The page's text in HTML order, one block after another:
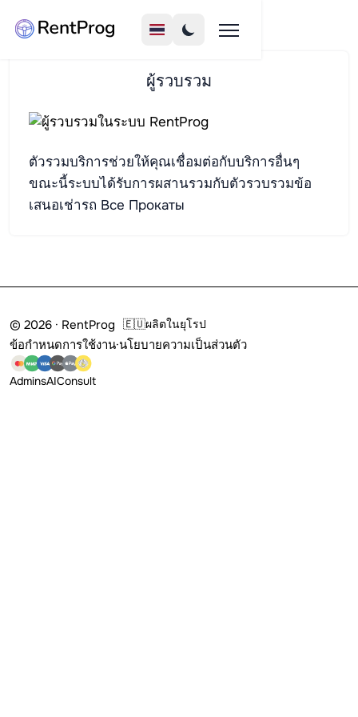
ผู้รวบรวม
ตัวรวมบริการช่วยให้คุณเชื่อมต่อกับบริการอื่นๆ
ขณะนี้ระบบได้รับการผสานรวมกับตัวรวบรวมข้อ
เสนอเช่ารถ Все Прокаты
© 2026 · RentProg 🇪🇺ผลิตในยุโรป
ข้อกำหนดการใช้งาน·นโยบายความเป็นส่วนตัว
AdminsAIConsult